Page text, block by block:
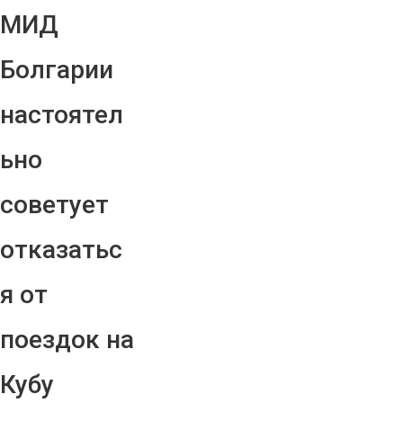
МИД
Болгарии
настоятел
ьно
советует
отказатьс
я от
поездок на
Кубу